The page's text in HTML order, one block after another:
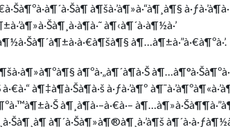
à¶šà·’à¶»à·“à¶¸à¶§
à¶‹à¶´à·à¶½à·’
à¶…à¶±à·”à·€à¶ºà·’.
à¶ºà·„à¶´à¶­à·Š
à¶‡à¶­à·Šà¶­à·š à·ƒà·’à¶º
à¶¸à¶­à·–à·€à·–
à¶´à·Šà¶»à¶®à¶¸à·’à¶š